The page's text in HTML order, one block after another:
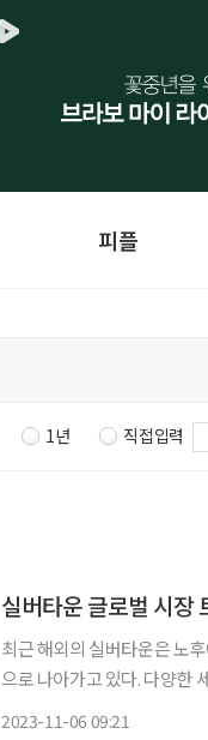
피플
1년 직접입력
실버타운 글로벌 시장
최근 해외의 실버타운은 노
으로 나아가고 있다. 다양한
2023-11-06 09:21